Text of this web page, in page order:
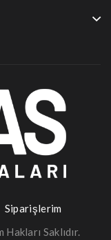
Siparişlerim
Saklıdır.